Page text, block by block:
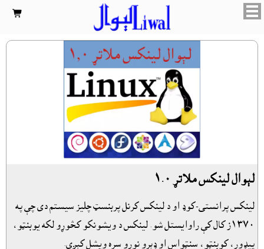

لېوال لينکس ملاتړ ١.٠
لينکس پرانستى-کوډ او د لينکس کرنل پربنسټ چليز سيستم دى چې په
١٣٧٠ز کال کې راوايستل شو. لينکس د ويشونکو کڅوړو لکه يوبنټو،
پيډور، کوبنټو، سنټواس او ډېرو نورو سره ويشل کېږي.